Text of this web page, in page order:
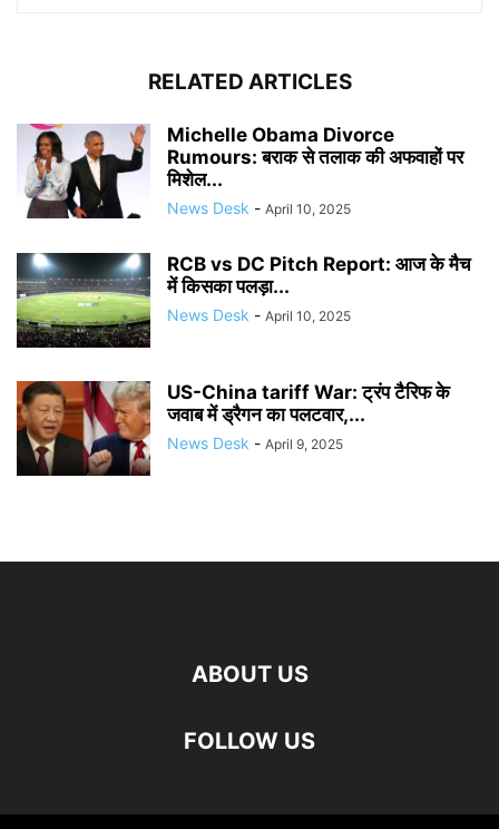
RELATED ARTICLES
Michelle Obama Divorce
Rumours: बराक से तलाक की अफवाहों पर
मिशेल...
News Desk - April 10, 2025
RCB vs DC Pitch Report: आज के मैच
में किसका पलड़ा...
News Desk - April 10, 2025
US-China tariff War: ट्रंप टैरिफ के
जवाब में ड्रैगन का पलटवार,...
News Desk - April 9, 2025
ABOUT US
FOLLOW US